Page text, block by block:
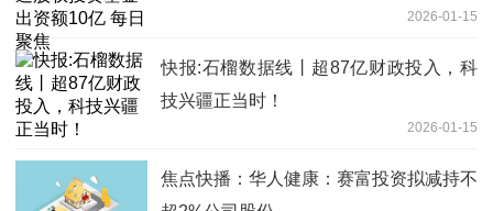
2026-01-15
快报:石榴数据线丨超87亿财政投入，科
技兴疆正当时！
2026-01-15
焦点快播：华人健康：赛富投资拟减持不